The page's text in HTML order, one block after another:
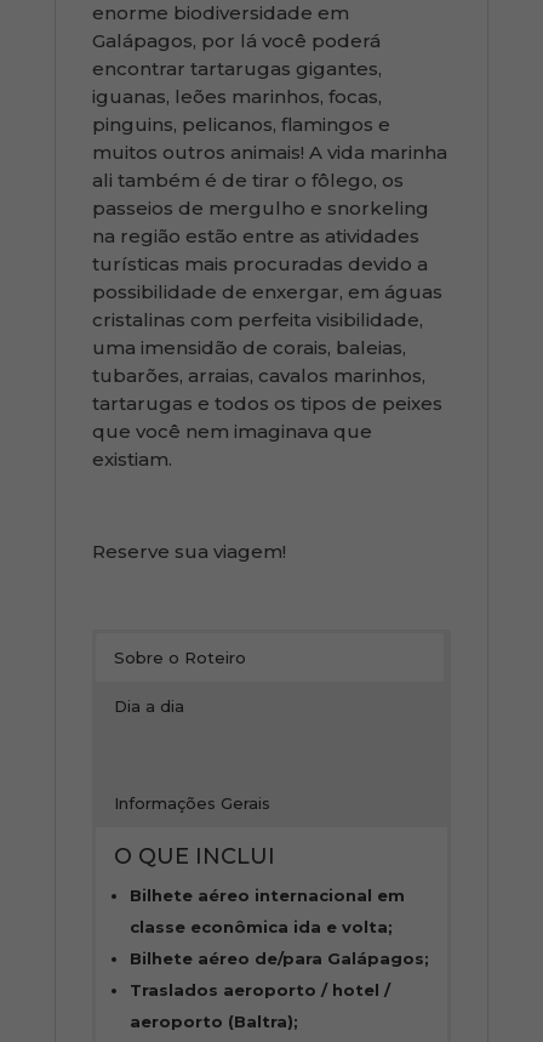
enorme biodiversidade em
Galápagos, por lá você poderá
encontrar tartarugas gigantes,
iguanas, leões marinhos, focas,
pinguins, pelicanos, flamingos e
muitos outros animais! A vida marinha
ali também é de tirar o fôlego, os
passeios de mergulho e snorkeling
na região estão entre as atividades
turísticas mais procuradas devido a
possibilidade de enxergar, em águas
cristalinas com perfeita visibilidade,
uma imensidão de corais, baleias,
tubarões, arraias, cavalos marinhos,
tartarugas e todos os tipos de peixes
que você nem imaginava que
existiam.
Reserve sua viagem!
Sobre o Roteiro
Dia a dia
Informações Gerais
O QUE INCLUI
Bilhete aéreo internacional em
classe econômica ida e volta;
Bilhete aéreo de/para Galápagos;
Traslados aeroporto / hotel /
aeroporto (Baltra);